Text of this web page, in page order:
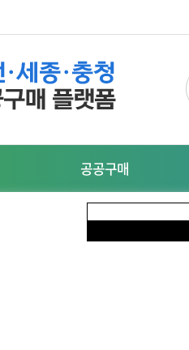
공공구매
우선구매제도
사회적경제기업이란?